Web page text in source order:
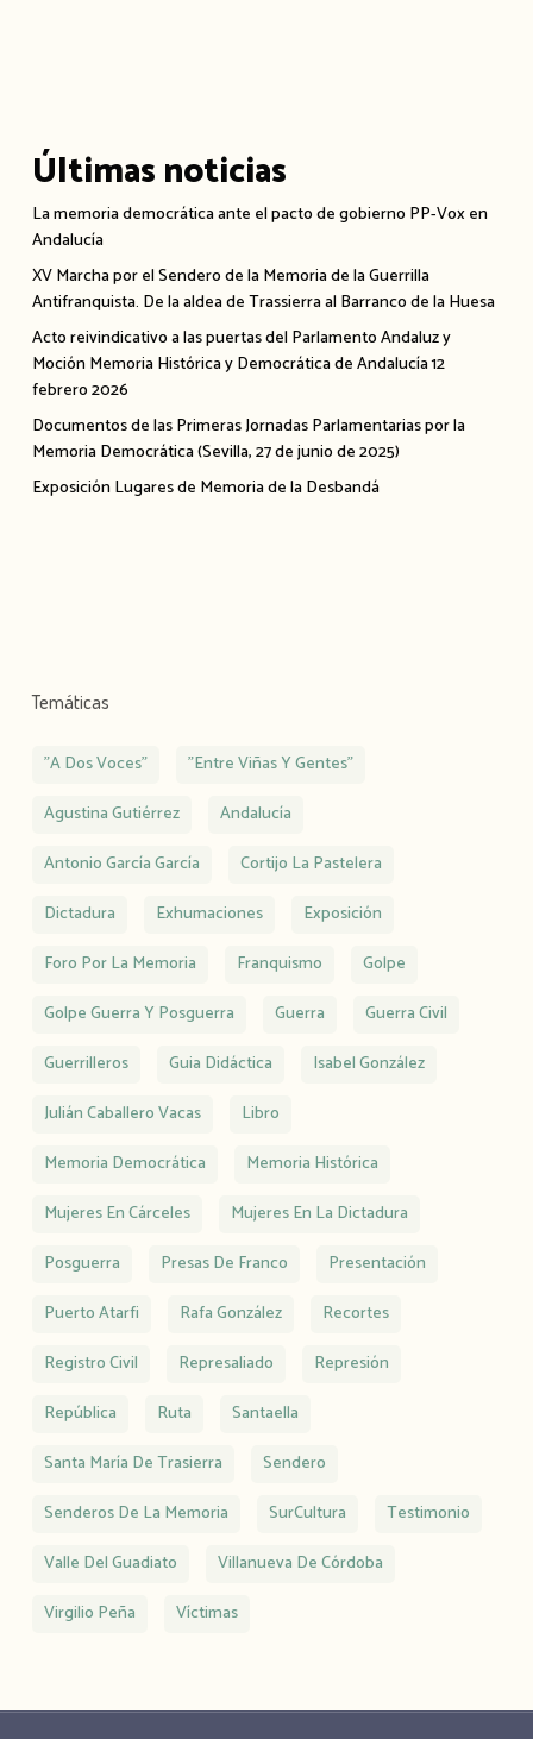
Últimas noticias
La memoria democrática ante el pacto de gobierno PP-Vox en
Andalucía
XV Marcha por el Sendero de la Memoria de la Guerrilla
Antifranquista. De la aldea de Trassierra al Barranco de la Huesa
Acto reivindicativo a las puertas del Parlamento Andaluz y
Moción Memoria Histórica y Democrática de Andalucía 12
febrero 2026
Documentos de las Primeras Jornadas Parlamentarias por la
Memoria Democrática (Sevilla, 27 de junio de 2025)
Exposición Lugares de Memoria de la Desbandá
Temáticas
"A Dos Voces"
"Entre Viñas Y Gentes"
Agustina Gutiérrez
Andalucía
Antonio García García
Cortijo La Pastelera
Dictadura
Exhumaciones
Exposición
Foro Por La Memoria
Franquismo
Golpe
Golpe Guerra Y Posguerra
Guerra
Guerra Civil
Guerrilleros
Guia Didáctica
Isabel González
Julián Caballero Vacas
Libro
Memoria Democrática
Memoria Histórica
Mujeres En Cárceles
Mujeres En La Dictadura
Posguerra
Presas De Franco
Presentación
Puerto Atarfi
Rafa González
Recortes
Registro Civil
Represaliado
Represión
República
Ruta
Santaella
Santa María De Trasierra
Sendero
Senderos De La Memoria
SurCultura
Testimonio
Valle Del Guadiato
Villanueva De Córdoba
Virgilio Peña
Víctimas